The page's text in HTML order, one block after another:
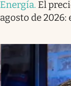
Energía. El
agosto de 2026: